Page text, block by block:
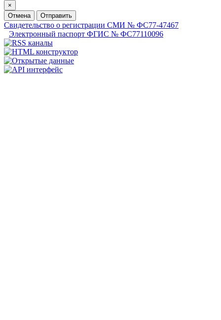
×
Отмена
Отправить
Свидетельство о регистрации СМИ № ФС77-47467
Электронный паспорт ФГИС № ФС77110096